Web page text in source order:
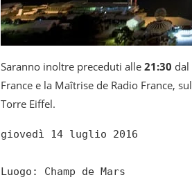
Saranno inoltre preceduti alle 21:30 dal
France e la Maîtrise de Radio France, sul
Torre Eiffel.
giovedì 14 luglio 2016
Luogo: Champ de Mars